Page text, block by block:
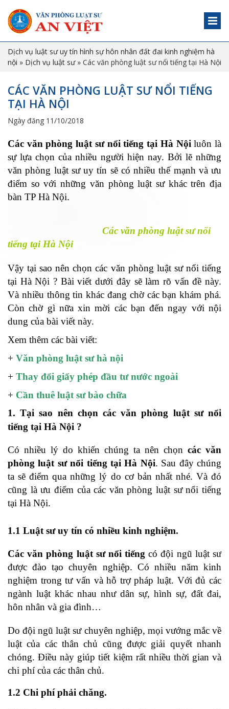
Dịch vụ luật sư uy tín hình sự hôn nhân đất đai kinh nghiệm hà
nội » Dịch vụ luật sư» Các văn phòng luật sư nổi tiếng tại Hà Nội
CÁC VĂN PHÒNG LUẬT SƯ NỔI TIẾNG
TẠI HÀ NỘI
Ngày đăng 11/10/2018
Các văn phòng luật sư nổi tiếng tại Hà Nội luôn là
sự lựa chọn của nhiều người hiện nay. Bởi lẽ những
văn phòng luật sư uy tín sẽ có nhiều thế mạnh và ưu
điểm so với những văn phòng luật sư khác trên địa
bàn TP Hà Nội.
Các văn phòng luật sư nổi
tiếng tại Hà Nội
Vậy tại sao nên chọn các văn phòng luật sư nổi tiếng
tại Hà Nội ? Bài viết dưới đây sẽ làm rõ vấn đề này.
Và nhiều thông tin khác đang chờ các bạn khám phá.
Còn chờ gì nữa xin mời các bạn đến ngay với nội
dung của bài viết này.
Xem thêm các bài viết:
+ Văn phòng luật sư hà nội
+ Thay đổi giấy phép đầu tư nước ngoài
+ Cần thuê luật sư bào chữa
1. Tại sao nên chọn các văn phòng luật sư nổi
tiếng tại Hà Nội ?
Có nhiều lý do khiến chúng ta nên chọn các văn
phòng luật sư nổi tiếng tại Hà Nội. Sau đây chúng
ta sẽ điểm qua những lý do cơ bản nhất nhé. Và đó
cũng là ưu điểm của các văn phòng luật sư nổi tiếng
tại Hà Nội.
1.1 Luật sư uy tín có nhiều kinh nghiệm.
Các văn phòng luật sư nổi tiếng có đội ngũ luật sư
được đào tạo chuyên nghiệp. Có nhiều năm kinh
nghiệm trong tư vấn và hỗ trợ pháp luật. Với đủ các
ngành luật khác nhau như dân sự, hình sự, đất đai,
hôn nhân và gia đình…
Do đội ngũ luật sư chuyên nghiệp, mọi vướng mắc về
luật của các thân chủ cũng được giải quyết nhanh
chóng. Điều này giúp tiết kiệm rất nhiều thời gian và
chi phí của các thân chủ.
1.2 Chi phí phải chăng.